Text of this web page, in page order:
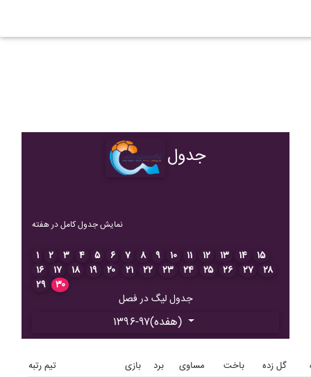
جدول
نمایش جدول کامل در هفته
۱ ۲ ۳ ۴ ۵ ۶ ۷ ۸ ۹ ۱۰ ۱۱ ۱۲ ۱۳ ۱۴
۱۵
۱۶
۱۷ ۱۸ ۱۹ ۲۰ ۲۱ ۲۲ ۲۳ ۲۴ ۲۵ ۲۶ ۲۷
۲۸
۲۹
۳۰
جدول لیگ در فصل
۱۳۹۶-۹۷(هفده)
رتبه تیم بازی برد مساوی باخت گل زده